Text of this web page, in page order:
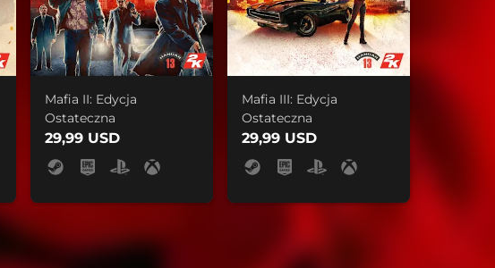
Mafia II: Edycja
Ostateczna
29,99 USD
Mafia III: Edycja
Ostateczna
29,99 USD